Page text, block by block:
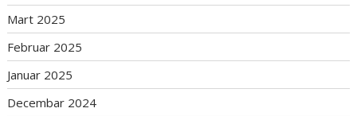
Mart 2025
Februar 2025
Januar 2025
Decembar 2024